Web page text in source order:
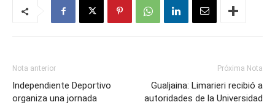
Nota anterior
Independiente Deportivo
organiza una jornada
Próxima Nota
Gualjaina: Limarieri recibió a
autoridades de la Universidad